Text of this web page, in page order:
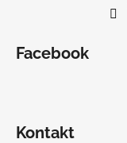
Facebook
Kontakt